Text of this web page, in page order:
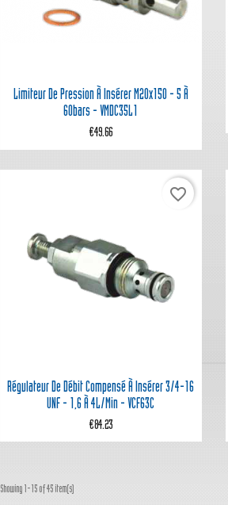
Quick view
Limiteur De Pression À Insérer M20x150 - 5 À
60bars - VMDC35L1
€49.66
Quick view
Régulateur De Débit Compensé À Insérer 3/4-16
UNF - 1,6 À 4L/min - VCF63C
€84.23
favorite_border
Showing 1-15 of 45 item(s)